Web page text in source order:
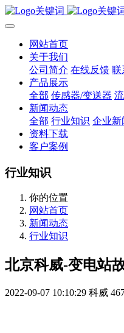
网站首页
关于我们
公司简介 在线反馈 联
产品展示
全部 传感器/变送器
新闻动态
全部 行业知识 企业新
资料下载
客户案例
行业知识
你的位置
网站首页
新闻动态
行业知识
北京科威-变电站
2022-09-07 10:10:29 科威